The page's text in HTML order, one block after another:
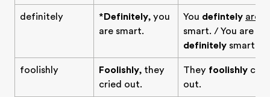
definitely *Definitely, you
are smart.
You defintely are
smart. / You are
definitely smart.
foolishly Foolishly, they
cried out.
They foolishly
out.